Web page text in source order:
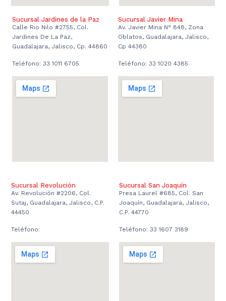
Sucursal Jardines de la Paz
Calle Rio Nilo #2755, Col.
Jardines De La Paz,
Guadalajara, Jalisco, Cp. 44860
Teléfono: 33 1011 6705
Sucursal Javier Mina
Av. Javier Mina N° 848, Zona
Oblatos, Guadalajara, Jalisco,
Cp 44380
Teléfono: 33 1020 4385
Sucursal Revolución
Av. Revolución #2206, Col.
Sutaj, Guadalajara, Jalisco, C.P.
44450
Teléfono:
Sucursal San Joaquín
Presa Laurel #685, Col. San
Joaquín, Guadalajara, Jalisco,
C.P. 44770
Teléfono: 33 1607 3189